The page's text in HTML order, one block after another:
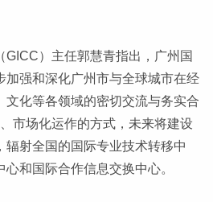
GICC）主任郭慧青指出，广州国
加强和深化广州市与全球城市在经
文化等各领域的密切交流与务实合
市场化运作的方式，未来将建设
辐射全国的国际专业技术转移中
和国际合作信息交换中心。